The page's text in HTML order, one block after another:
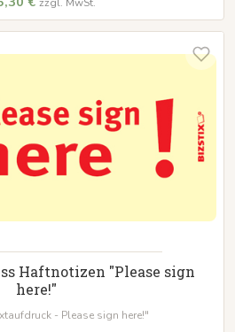
Haftnotizen "Please sign
here!"
- Please sign here!"